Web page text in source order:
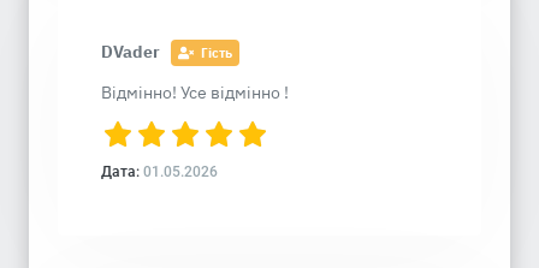
DVader Гість
Відмінно! Усе відмінно !
Дата: 01.05.2026